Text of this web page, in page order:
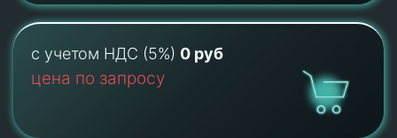
с учетом НДС (5%) 0 руб
цена по запросу